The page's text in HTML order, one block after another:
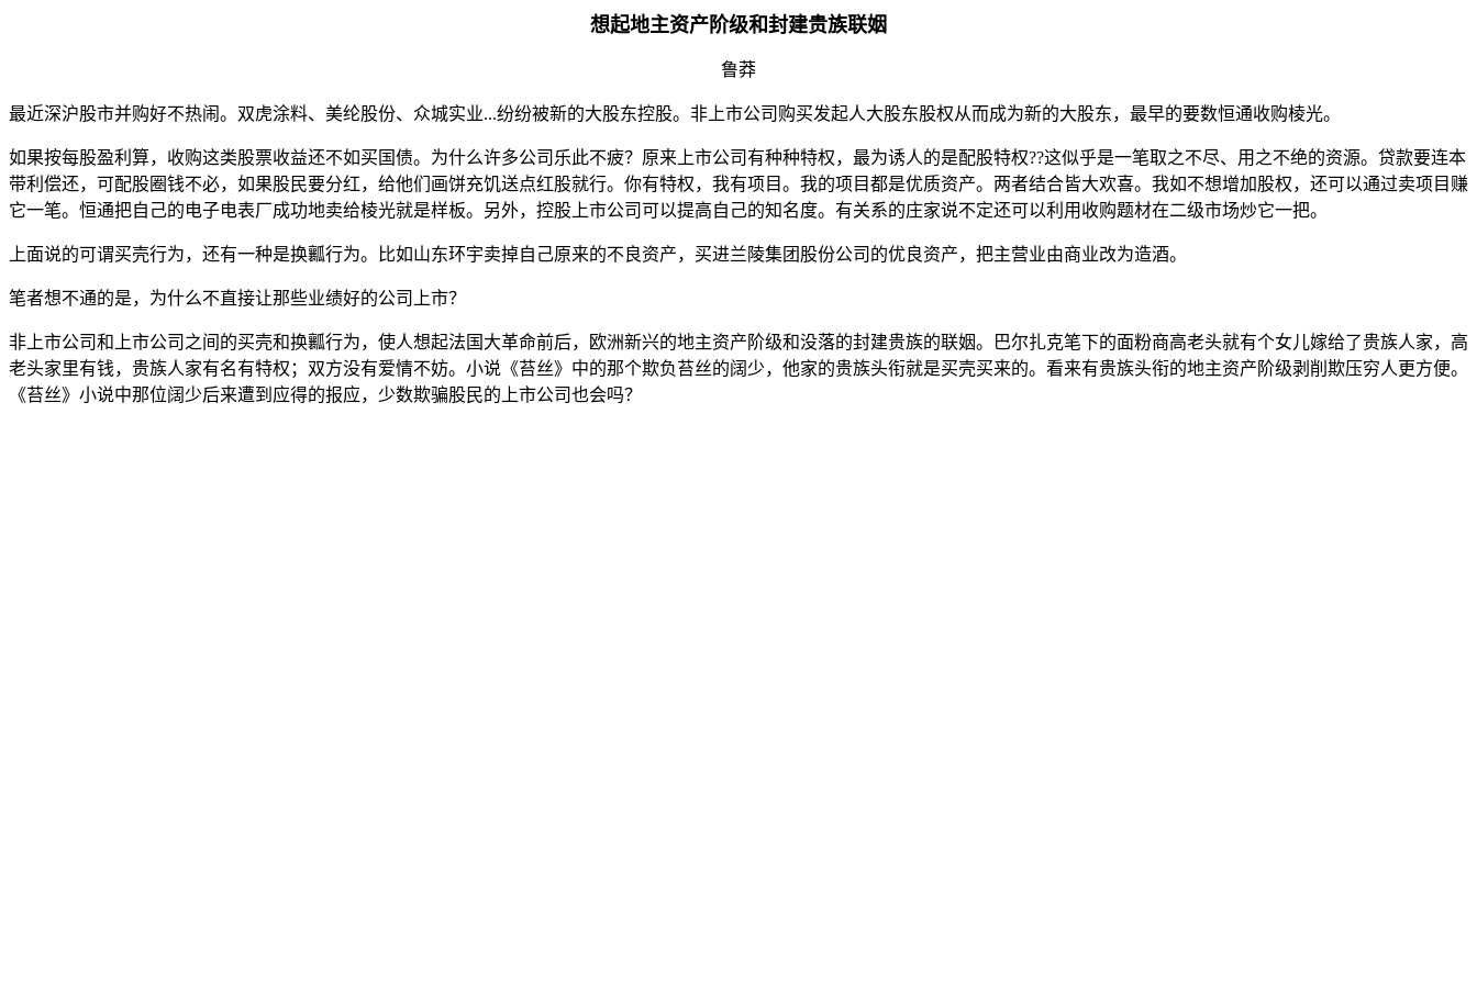
想起地主资产阶级和封建贵族联姻
鲁莽
最近深沪股市并购好不热闹。双虎涂料、美纶股份、众城实业...纷纷被新的大股东控股。非上市公司购买发起人大股东股权从而成为新的大股东，最早的要数恒通收购棱光。
如果按每股盈利算，收购这类股票收益还不如买国债。为什么许多公司乐此不疲？原来上市公司有种种特权，最为诱人的是配股特权??这似乎是一笔取之不尽、用之不绝的资源。贷款要连本
带利偿还，可配股圈钱不必，如果股民要分红，给他们画饼充饥送点红股就行。你有特权，我有项目。我的项目都是优质资产。两者结合皆大欢喜。我如不想增加股权，还可以通过卖项目赚
它一笔。恒通把自己的电子电表厂成功地卖给棱光就是样板。另外，控股上市公司可以提高自己的知名度。有关系的庄家说不定还可以利用收购题材在二级市场炒它一把。
上面说的可谓买壳行为，还有一种是换瓤行为。比如山东环宇卖掉自己原来的不良资产，买进兰陵集团股份公司的优良资产，把主营业由商业改为造酒。
笔者想不通的是，为什么不直接让那些业绩好的公司上市？
非上市公司和上市公司之间的买壳和换瓤行为，使人想起法国大革命前后，欧洲新兴的地主资产阶级和没落的封建贵族的联姻。巴尔扎克笔下的面粉商高老头就有个女儿嫁给了贵族人家，高
老头家里有钱，贵族人家有名有特权；双方没有爱情不妨。小说《苔丝》中的那个欺负苔丝的阔少，他家的贵族头衔就是买壳买来的。看来有贵族头衔的地主资产阶级剥削欺压穷人更方便。
《苔丝》小说中那位阔少后来遭到应得的报应，少数欺骗股民的上市公司也会吗？